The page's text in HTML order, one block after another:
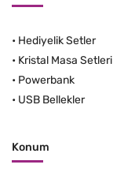
• Hediyelik Setler
• Kristal Masa Setleri
• Powerbank
• USB Bellekler
Konum